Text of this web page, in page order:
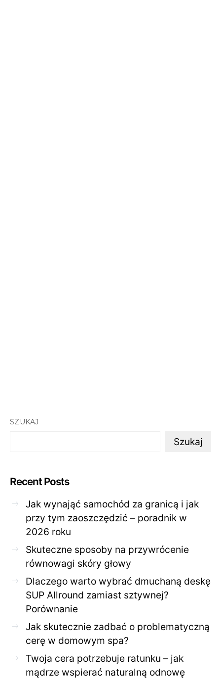
SZUKAJ
Szukaj
Recent Posts
Jak wynająć samochód za granicą i jak
przy tym zaoszczędzić – poradnik w
2026 roku
Skuteczne sposoby na przywrócenie
równowagi skóry głowy
Dlaczego warto wybrać dmuchaną deskę
SUP Allround zamiast sztywnej?
Porównanie
Jak skutecznie zadbać o problematyczną
cerę w domowym spa?
Twoja cera potrzebuje ratunku – jak
mądrze wspierać naturalną odnowę